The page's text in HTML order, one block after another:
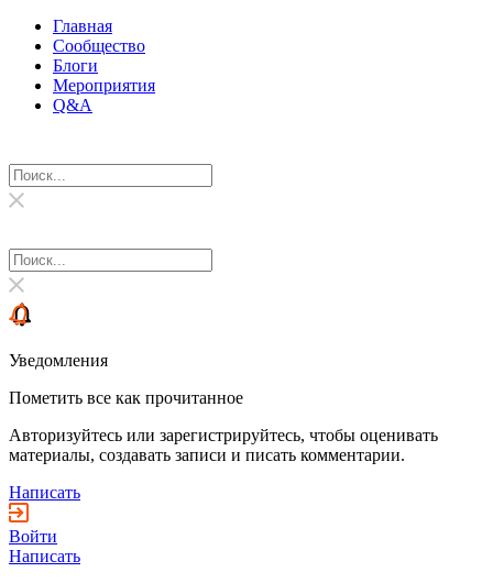
Главная
Сообщество
Блоги
Мероприятия
Q&A
Уведомления
Пометить все как прочитанное
Авторизуйтесь или зарегистрируйтесь, чтобы оценивать
материалы, создавать записи и писать комментарии.
Написать
Войти
Написать